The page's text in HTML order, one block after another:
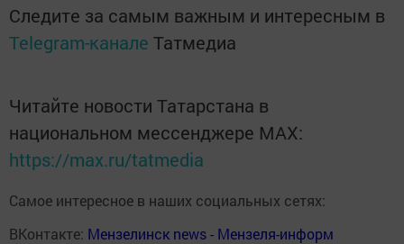
Следите за самым важным и интересным в
Telegram-канале Татмедиа
Читайте новости Татарстана в
национальном мессенджере MАХ:
https://max.ru/tatmedia
Самое интересное в наших социальных сетях:
ВКонтакте: Мензелинск news - Мензеля-информ